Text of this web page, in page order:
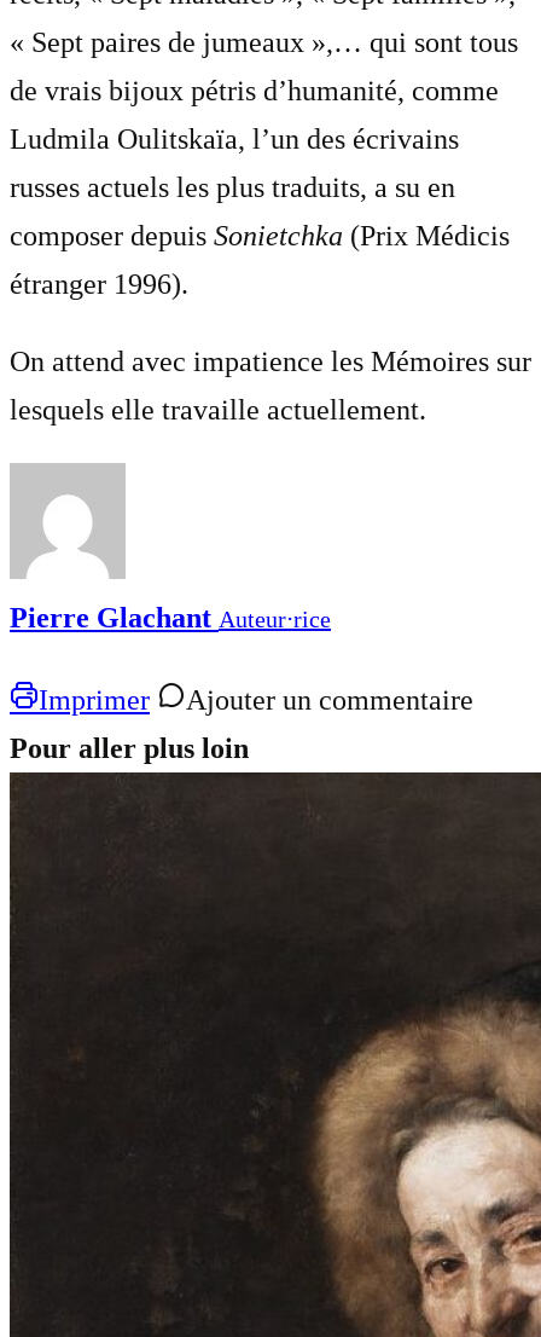
« Sept paires de jumeaux »,… qui sont tous
de vrais bijoux pétris d’humanité, comme
Ludmila Oulitskaïa, l’un des écrivains
russes actuels les plus traduits, a su en
composer depuis Sonietchka (Prix Médicis
étranger 1996).
On attend avec impatience les Mémoires sur
lesquels elle travaille actuellement.
Pierre Glachant Auteur⋅rice
Imprimer
Ajouter un commentaire
Pour aller plus loin